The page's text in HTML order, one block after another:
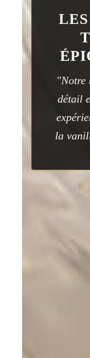
"Notre
détail
la